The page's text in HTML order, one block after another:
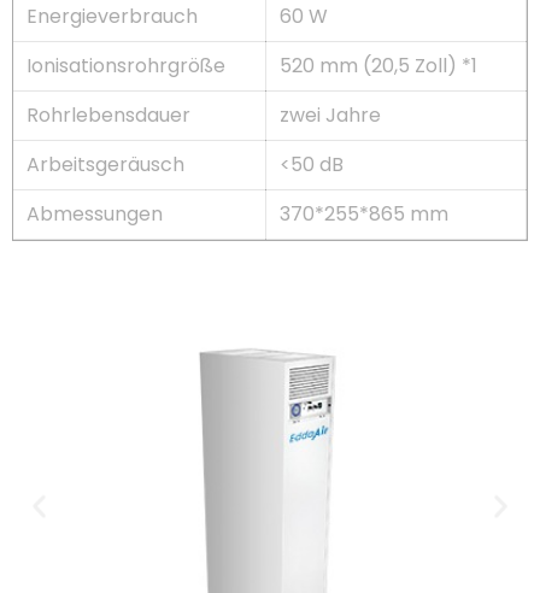
Energieverbrauch
60 W
Ionisationsrohrgröße
520 mm (20,5 Zoll) *1
Rohrlebensdauer
zwei Jahre
Arbeitsgeräusch
<50 dB
Abmessungen
370*255*865 mm